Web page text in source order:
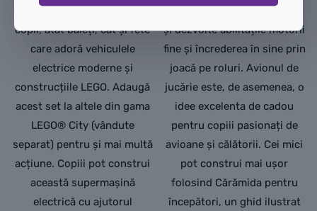
surpriză perfectă pentru
copii, atât băieți, cât și fete
care adoră vehiculele
electrice moderne și
construcțiile LEGO. Adaugă
acest set la altele din gama
LEGO® City (vândute
separat) pentru și mai multă
acțiune. Copiii pot construi
această supermașină
electrică cu ajutorul
pentru a-i ajuta pe copii să-
și dezvolte abilitățile motorii
fine și încrederea în sine prin
joacă pe roluri. Avionul de
jucărie este, de asemenea, o
idee excelenta de cadou
pentru copiii pasionați de
avioane și călătorii. Cei mici
pot construi mai ușor
folosind Cărămida pentru
începători, un ghid ilustrat